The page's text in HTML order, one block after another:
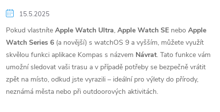
15.5.2025
Pokud vlastníte Apple Watch Ultra, Apple Watch SE nebo Apple
Watch Series 6 (a novější) s watchOS 9 a vyšším, můžete využít
skvělou funkci aplikace Kompas s názvem Návrat. Tato funkce vám
umožní sledovat vaši trasu a v případě potřeby se bezpečně vrátit
zpět na místo, odkud jste vyrazili – ideální pro výlety do přírody,
neznámá města nebo při outdoorových aktivitách.